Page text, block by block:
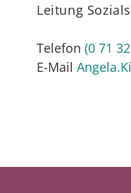
Leitung
Telefon (0 71
E-Mail